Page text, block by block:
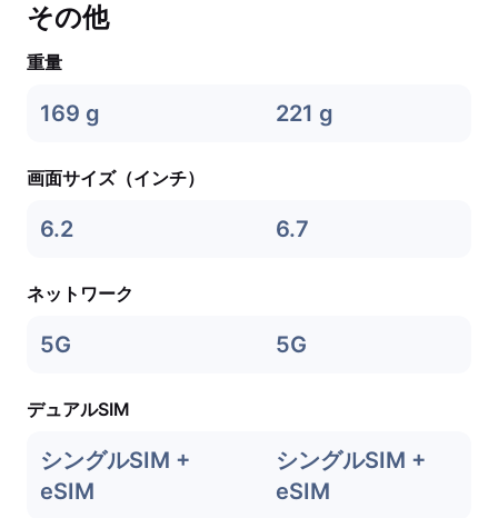
その他
重量
169 g 221 g
画面サイズ（インチ）
6.2 6.7
ネットワーク
5G 5G
デュアルSIM
シングルSIM +
eSIM
シングルSIM +
eSIM